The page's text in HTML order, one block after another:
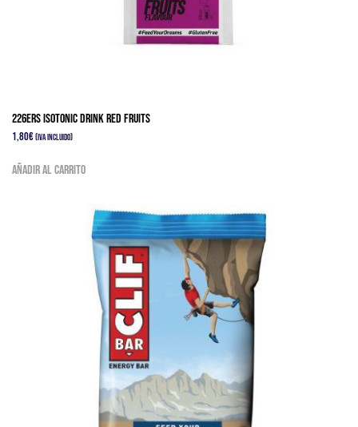
226ERS ISOTONIC DRINK RED FRUITS
1,80€(IVA Incluido)
Añadir al carrito